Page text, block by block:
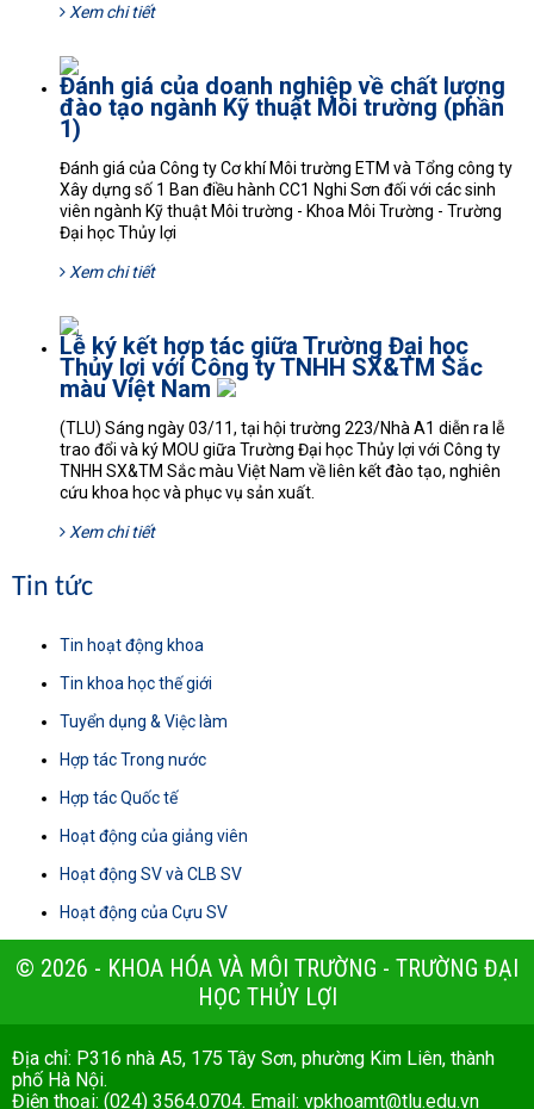
Xem chi tiết
Đánh giá của doanh nghiệp về chất lượng
đào tạo ngành Kỹ thuật Môi trường (phần
1)
Đánh giá của Công ty Cơ khí Môi trường ETM và Tổng công ty
Xây dựng số 1 Ban điều hành CC1 Nghi Sơn đối với các sinh
viên ngành Kỹ thuật Môi trường - Khoa Môi Trường - Trường
Đại học Thủy lợi
Xem chi tiết
Lễ ký kết hợp tác giữa Trường Đại học
Thủy lợi với Công ty TNHH SX&TM Sắc
màu Việt Nam
(TLU) Sáng ngày 03/11, tại hội trường 223/Nhà A1 diễn ra lễ
trao đổi và ký MOU giữa Trường Đại học Thủy lợi với Công ty
TNHH SX&TM Sắc màu Việt Nam về liên kết đào tạo, nghiên
cứu khoa học và phục vụ sản xuất.
Xem chi tiết
Tin tức
Tin hoạt động khoa
Tin khoa học thế giới
Tuyển dụng & Việc làm
Hợp tác Trong nước
Hợp tác Quốc tế
Hoạt động của giảng viên
Hoạt động SV và CLB SV
Hoạt động của Cựu SV
© 2026 - KHOA HÓA VÀ MÔI TRƯỜNG - TRƯỜNG ĐẠI
HỌC THỦY LỢI
Địa chỉ: P316 nhà A5, 175 Tây Sơn, phường Kim Liên, thành
phố Hà Nội.
Điện thoại: (024) 3564.0704. Email: vpkhoamt@tlu.edu.vn